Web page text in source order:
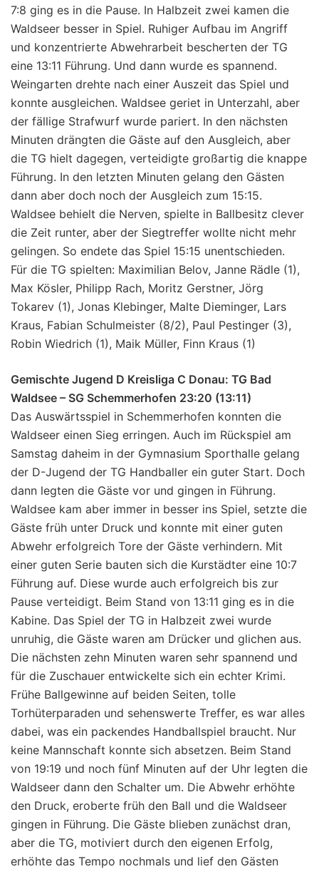
7:8 ging es in die Pause. In Halbzeit zwei kamen die
Waldseer besser in Spiel. Ruhiger Aufbau im Angriff
und konzentrierte Abwehrarbeit bescherten der TG
eine 13:11 Führung. Und dann wurde es spannend.
Weingarten drehte nach einer Auszeit das Spiel und
konnte ausgleichen. Waldsee geriet in Unterzahl, aber
der fällige Strafwurf wurde pariert. In den nächsten
Minuten drängten die Gäste auf den Ausgleich, aber
die TG hielt dagegen, verteidigte großartig die knappe
Führung. In den letzten Minuten gelang den Gästen
dann aber doch noch der Ausgleich zum 15:15.
Waldsee behielt die Nerven, spielte in Ballbesitz clever
die Zeit runter, aber der Siegtreffer wollte nicht mehr
gelingen. So endete das Spiel 15:15 unentschieden.
Für die TG spielten: Maximilian Belov, Janne Rädle (1),
Max Kösler, Philipp Rach, Moritz Gerstner, Jörg
Tokarev (1), Jonas Klebinger, Malte Dieminger, Lars
Kraus, Fabian Schulmeister (8/2), Paul Pestinger (3),
Robin Wiedrich (1), Maik Müller, Finn Kraus (1)
Gemischte Jugend D Kreisliga C Donau: TG Bad
Waldsee – SG Schemmerhofen 23:20 (13:11)
Das Auswärtsspiel in Schemmerhofen konnten die
Waldseer einen Sieg erringen. Auch im Rückspiel am
Samstag daheim in der Gymnasium Sporthalle gelang
der D-Jugend der TG Handballer ein guter Start. Doch
dann legten die Gäste vor und gingen in Führung.
Waldsee kam aber immer in besser ins Spiel, setzte die
Gäste früh unter Druck und konnte mit einer guten
Abwehr erfolgreich Tore der Gäste verhindern. Mit
einer guten Serie bauten sich die Kurstädter eine 10:7
Führung auf. Diese wurde auch erfolgreich bis zur
Pause verteidigt. Beim Stand von 13:11 ging es in die
Kabine. Das Spiel der TG in Halbzeit zwei wurde
unruhig, die Gäste waren am Drücker und glichen aus.
Die nächsten zehn Minuten waren sehr spannend und
für die Zuschauer entwickelte sich ein echter Krimi.
Frühe Ballgewinne auf beiden Seiten, tolle
Torhüterparaden und sehenswerte Treffer, es war alles
dabei, was ein packendes Handballspiel braucht. Nur
keine Mannschaft konnte sich absetzen. Beim Stand
von 19:19 und noch fünf Minuten auf der Uhr legten die
Waldseer dann den Schalter um. Die Abwehr erhöhte
den Druck, eroberte früh den Ball und die Waldseer
gingen in Führung. Die Gäste blieben zunächst dran,
aber die TG, motiviert durch den eigenen Erfolg,
erhöhte das Tempo nochmals und lief den Gästen